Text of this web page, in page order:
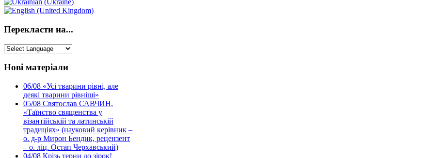
Перекласти на...
Нові матеріали
06/08 «Усі тварини рівні, але
деякі тварини рівніші»
05/08 Святослав САВЧИН,
«Таїнство священства у
візантійській та латинській
традиціях» (науковий керівник –
о. д-р Мирон Бендик, рецензент
– о. ліц. Остап Черхавський)
04/08 Крізь терни до зірок!